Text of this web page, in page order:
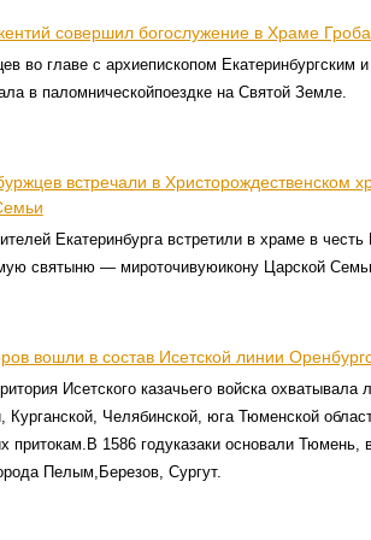
совершил богослужение в Храме
во главе с архиепископом Екатеринбургским
в паломническойпоездке на Святой Земле.
встречали в Христорождественском
Екатеринбурга встретили в храме в
святыню — мироточивуюикону Царской
вошли в состав Исетской линии
Исетского казачьего войска охватывала
Курганской, Челябинской, юга Тюменской
притокам.В 1586 годуказаки основали Тюмень,
Пелым,Березов, Сургут.